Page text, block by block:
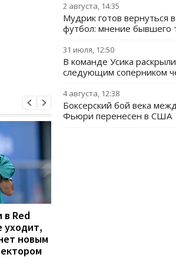
в Red
уходит,
новым
2 августа, 14:35
Мудрик готов вернуться
футбол: мнение бывшего
31 июля, 12:50
В команде Усика
следующим соперником
4 августа, 12:38
Боксерский бой века
Фьюри перенесен в США